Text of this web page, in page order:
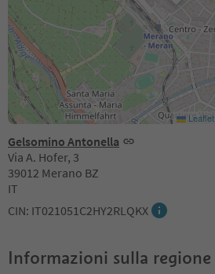
Gelsomino Antonella
Via A. Hofer, 3
39012 Merano BZ
IT
CIN: IT021051C2HY2RLQKX
Leaflet
Informazioni sulla regione